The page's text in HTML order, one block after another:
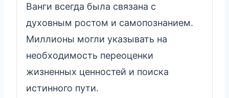
Ванги всегда была связана с
духовным ростом и самопознанием.
Миллионы могли указывать на
необходимость переоценки
жизненных ценностей и поиска
истинного пути.